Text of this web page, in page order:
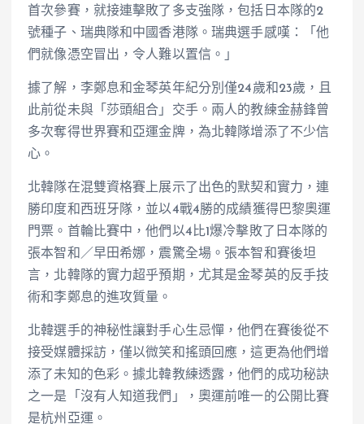
首次參賽，就接連擊敗了多支強隊，包括日本隊的2
號種子、瑞典隊和中國香港隊。瑞典選手感嘆：「他
們就像憑空冒出，令人難以置信。」
據了解，李鄭息和金琴英年紀分別僅24歲和23歲，且
此前從未與「莎頭組合」交手。兩人的教練金赫鋒曾
多次奪得世界賽和亞運金牌，為北韓隊增添了不少信
心。
北韓隊在混雙資格賽上展示了出色的默契和實力，連
勝印度和西班牙隊，並以4戰4勝的成績獲得巴黎奧運
門票。首輪比賽中，他們以4比1爆冷擊敗了日本隊的
張本智和／早田希娜，震驚全場。張本智和賽後坦
言，北韓隊的實力超乎預期，尤其是金琴英的反手技
術和李鄭息的進攻質量。
北韓選手的神秘性讓對手心生忌憚，他們在賽後從不
接受媒體採訪，僅以微笑和搖頭回應，這更為他們增
添了未知的色彩。據北韓教練透露，他們的成功秘訣
之一是「沒有人知道我們」，奧運前唯一的公開比賽
是杭州亞運。